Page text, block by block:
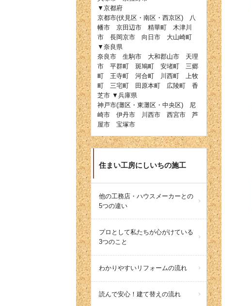
▼京都府
京都市(伏見区・南区・西京区) 八
幡市 京田辺市 精華町 木津川
市 長岡京市 向日市 大山崎町
▼奈良県
奈良市 生駒市 大和郡山市 天理
市 平群町 斑鳩町 安堵町 三郷
町 王寺町 河合町 川西町 上牧
町 三宅町 田原本町 広陵町 香
芝市 ▼兵庫県
神戸市(灘区・東灘区・中央区) 尼
崎市 伊丹市 川西市 西宮市 芦
屋市 宝塚市
住まい工房にしいちの施工
他の工務店・ハウスメーカーとの
5つの違い
プロとして私たちが心がけている
3つのこと
わかりやすいリフォームの流れ
読んで安心！建て替えの流れ